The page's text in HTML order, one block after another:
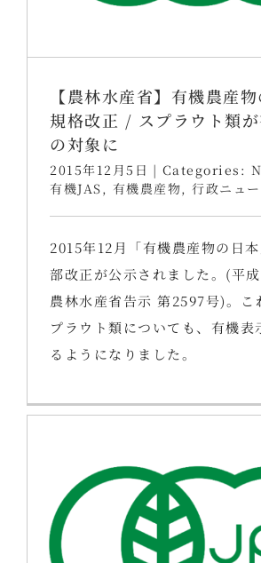
【農林水産省】有機農産
規格改正 / スプラウト類
の対象に
2015年12月5日 | Categories:
有機JAS , 有機農産物, 行政ニュー
2015年12月「有機農産物の日
部改正が公示されました。(平
農林水産省告示 第2597号)。こ
プラウト類についても、有機表
るようになりました。